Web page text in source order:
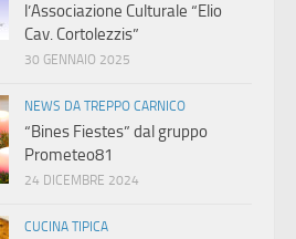
l’Associazione Culturale “Elio
Cav. Cortolezzis”
30 GENNAIO 2025
NEWS DA TREPPO CARNICO
“Bines Fiestes” dal gruppo
Prometeo81
24 DICEMBRE 2024
CUCINA TIPICA